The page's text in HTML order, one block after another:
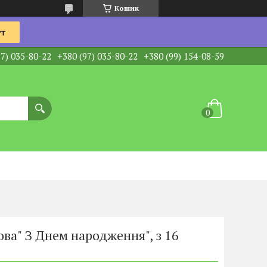
Кошик
035-80-22 +380 (97) 035-80-22 +380 (99) 154-08-59
З Днем народження", з 16